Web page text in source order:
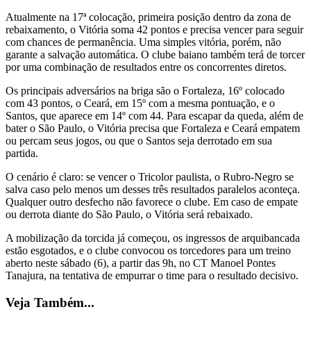
Atualmente na 17ª colocação, primeira posição dentro da zona de
rebaixamento, o Vitória soma 42 pontos e precisa vencer para seguir
com chances de permanência. Uma simples vitória, porém, não
garante a salvação automática. O clube baiano também terá de torcer
por uma combinação de resultados entre os concorrentes diretos.
Os principais adversários na briga são o Fortaleza, 16º colocado
com 43 pontos, o Ceará, em 15º com a mesma pontuação, e o
Santos, que aparece em 14º com 44. Para escapar da queda, além de
bater o São Paulo, o Vitória precisa que Fortaleza e Ceará empatem
ou percam seus jogos, ou que o Santos seja derrotado em sua
partida.
O cenário é claro: se vencer o Tricolor paulista, o Rubro-Negro se
salva caso pelo menos um desses três resultados paralelos aconteça.
Qualquer outro desfecho não favorece o clube. Em caso de empate
ou derrota diante do São Paulo, o Vitória será rebaixado.
A mobilização da torcida já começou, os ingressos de arquibancada
estão esgotados, e o clube convocou os torcedores para um treino
aberto neste sábado (6), a partir das 9h, no CT Manoel Pontes
Tanajura, na tentativa de empurrar o time para o resultado decisivo.
Veja Também...